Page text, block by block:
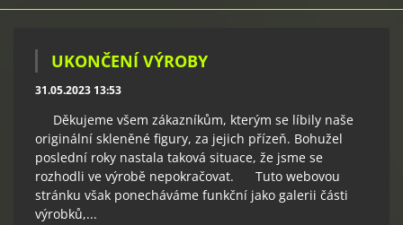
UKONČENÍ VÝROBY
31.05.2023 13:53
Děkujeme všem zákazníkům, kterým se líbily naše
originální skleněné figury, za jejich přízeň. Bohužel
poslední roky nastala taková situace, že jsme se
rozhodli ve výrobě nepokračovat. Tuto webovou
stránku však ponecháváme funkční jako galerii části
výrobků,...